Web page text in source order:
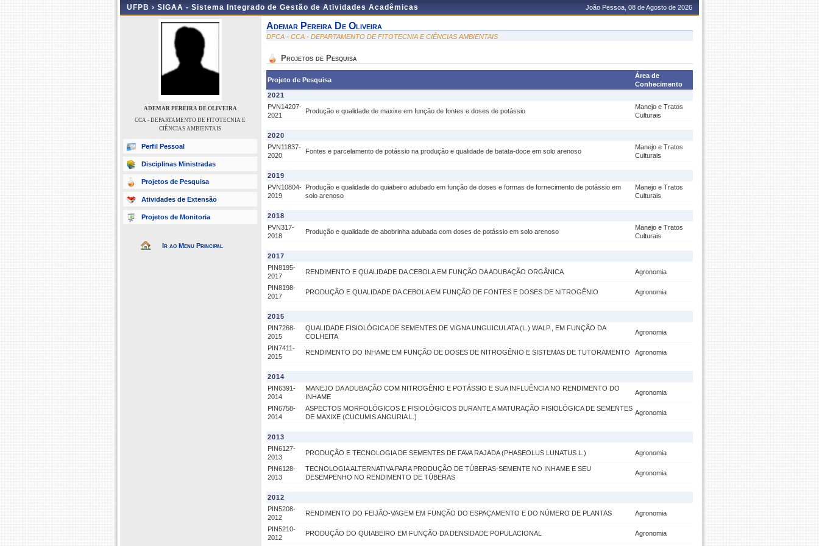
UFPB › SIGAA - Sistema Integrado de Gestão de Atividades Acadêmicas João Pessoa, 08 de Agosto de 2026
ADEMAR PEREIRA DE OLIVEIRA
CCA - DEPARTAMENTO DE FITOTECNIA E
CIÊNCIAS AMBIENTAIS
Perfil Pessoal
Disciplinas Ministradas
Projetos de Pesquisa
Atividades de Extensão
Projetos de Monitoria
Ir ao Menu Principal
Ademar Pereira De Oliveira
DFCA - CCA - DEPARTAMENTO DE FITOTECNIA E CIÊNCIAS AMBIENTAIS
Projetos de Pesquisa
Projeto de Pesquisa
Área de
Conhecimento
2021
PVN14207-
2021
Produção e qualidade de maxixe em função de fontes e doses de potássio
Manejo e Tratos
Culturais
2020
PVN11837-
2020
Fontes e parcelamento de potássio na produção e qualidade de batata-doce em solo arenoso
Manejo e Tratos
Culturais
2019
PVN10804-
2019
Produção e qualidade do quiabeiro adubado em função de doses e formas de fornecimento de potássio em
solo arenoso
Manejo e Tratos
Culturais
2018
PVN317-
2018
Produção e qualidade de abobrinha adubada com doses de potássio em solo arenoso
Manejo e Tratos
Culturais
2017
PIN8195-
2017
RENDIMENTO E QUALIDADE DA CEBOLA EM FUNÇÃO DA ADUBAÇÃO ORGÂNICA Agronomia
PIN8198-
2017
PRODUÇÃO E QUALIDADE DA CEBOLA EM FUNÇÃO DE FONTES E DOSES DE NITROGÊNIO Agronomia
2015
PIN7268-
2015
QUALIDADE FISIOLÓGICA DE SEMENTES DE VIGNA UNGUICULATA (L.) WALP., EM FUNÇÃO DA
COLHEITA
Agronomia
PIN7411-
2015
RENDIMENTO DO INHAME EM FUNÇÃO DE DOSES DE NITROGÊNIO E SISTEMAS DE TUTORAMENTO Agronomia
2014
PIN6391-
2014
MANEJO DA ADUBAÇÃO COM NITROGÊNIO E POTÁSSIO E SUA INFLUÊNCIA NO RENDIMENTO DO
INHAME
Agronomia
PIN6758-
2014
ASPECTOS MORFOLÓGICOS E FISIOLÓGICOS DURANTE A MATURAÇÃO FISIOLÓGICA DE SEMENTES
DE MAXIXE (CUCUMIS ANGURIA L.)
Agronomia
2013
PIN6127-
2013
PRODUÇÃO E TECNOLOGIA DE SEMENTES DE FAVA RAJADA (PHASEOLUS LUNATUS L.) Agronomia
PIN6128-
2013
TECNOLOGIA ALTERNATIVA PARA PRODUÇÃO DE TÚBERAS-SEMENTE NO INHAME E SEU
DESEMPENHO NO RENDIMENTO DE TÚBERAS
Agronomia
2012
PIN5208-
2012
RENDIMENTO DO FEIJÃO-VAGEM EM FUNÇÃO DO ESPAÇAMENTO E DO NÚMERO DE PLANTAS Agronomia
PIN5210-
2012
PRODUÇÃO DO QUIABEIRO EM FUNÇÃO DA DENSIDADE POPULACIONAL Agronomia